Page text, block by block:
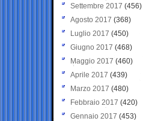
Settembre 2017 (456)
Agosto 2017 (368)
Luglio 2017 (450)
Giugno 2017 (468)
Maggio 2017 (460)
Aprile 2017 (439)
Marzo 2017 (480)
Febbraio 2017 (420)
Gennaio 2017 (453)